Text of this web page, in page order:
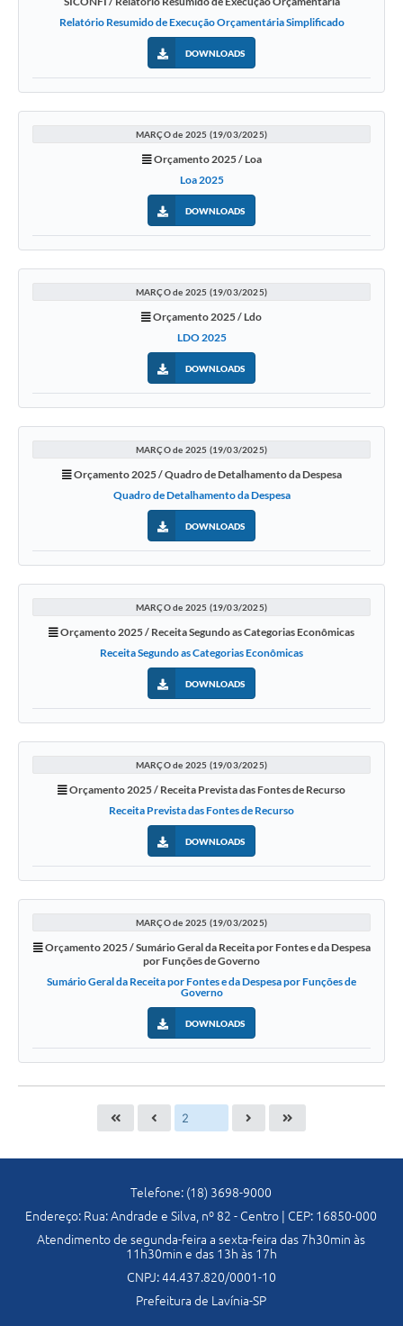
Relatório Resumido de Execução Orçamentária Simplificado
DOWNLOADS
MARÇO de 2025 (19/03/2025)
Orçamento 2025 / Loa
Loa 2025
DOWNLOADS
MARÇO de 2025 (19/03/2025)
Orçamento 2025 / Ldo
LDO 2025
DOWNLOADS
MARÇO de 2025 (19/03/2025)
Orçamento 2025 / Quadro de Detalhamento da Despesa
Quadro de Detalhamento da Despesa
DOWNLOADS
MARÇO de 2025 (19/03/2025)
Orçamento 2025 / Receita Segundo as Categorias Econômicas
Receita Segundo as Categorias Econômicas
DOWNLOADS
MARÇO de 2025 (19/03/2025)
Orçamento 2025 / Receita Prevista das Fontes de Recurso
Receita Prevista das Fontes de Recurso
DOWNLOADS
MARÇO de 2025 (19/03/2025)
Orçamento 2025 / Sumário Geral da Receita por Fontes e da Despesa
por Funções de Governo
Sumário Geral da Receita por Fontes e da Despesa por Funções de
Governo
DOWNLOADS
Telefone: (18) 3698-9000
Endereço: Rua: Andrade e Silva, nº 82 - Centro | CEP: 16850-000
Atendimento de segunda-feira a sexta-feira das 7h30min às
11h30min e das 13h às 17h
CNPJ: 44.437.820/0001-10
Prefeitura de Lavínia-SP